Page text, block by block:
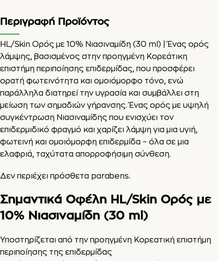
Περιγραφή Προϊόντος
HL/Skin Ορός με 10% Νιασιναμίδη (30 ml) | Ένας ορός
λάμψης, βασισμένος στην προηγμένη Κορεάτικη
επιστήμη περιποίησης επιδερμίδας, που προσφέρει
ορατή φωτεινότητα και ομοιόμορφο τόνο, ενώ
παράλληλα διατηρεί την υγρασία και συμβάλλει στη
μείωση των σημαδιών γήρανσης. Ένας ορός με υψηλή
συγκέντρωση Νιασιναμίδης που ενισχύει τον
επιδερμιδικό φραγμό και χαρίζει λάμψη για μια υγιή,
φωτεινή και ομοιόμορφη επιδερμίδα – όλα σε μια
ελαφριά, ταχύτατα απορροφήσιμη σύνθεση.
Δεν περιέχει πρόσθετα parabens.
Σημαντικά Οφέλη HL/Skin Ορός με
10% Νιασιναμίδη (30 ml)
Υποστηρίζεται από την προηγμένη Κορεατική επιστήμη
περιποίησης της επιδερμίδας